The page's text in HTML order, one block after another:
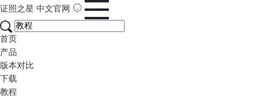
证照之星 中文官网
首页
产品
版本对比
下载
教程